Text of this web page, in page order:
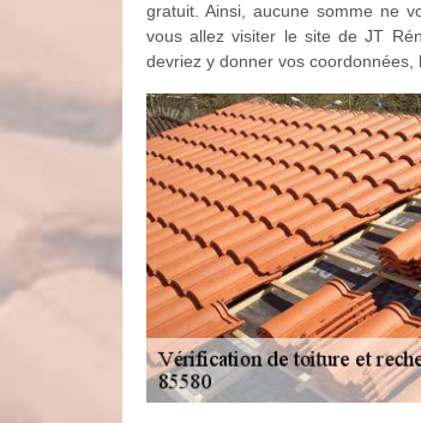
gratuit. Ainsi, aucune somme ne
vous allez visiter le site de JT
devriez y donner vos coordonnées,